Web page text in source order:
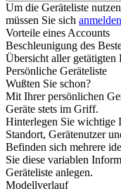
Um die Geräteliste
müssen Sie sich anmelden
Vorteile eines Accounts
Beschleunigung des
Übersicht aller getätigten
Persönliche Geräteliste
Wußten Sie schon?
Mit Ihrer persönlichen
Geräte stets im Griff.
Hinterlegen Sie wichtige
Standort, Gerätenutzer
Befinden sich mehrere
Sie diese variablen
Geräteliste anlegen.
Modellverlauf